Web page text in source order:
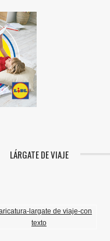
LÁRGATE DE VIAJE